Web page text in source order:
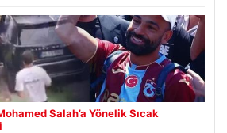
Salah’a Yönelik Sıcak